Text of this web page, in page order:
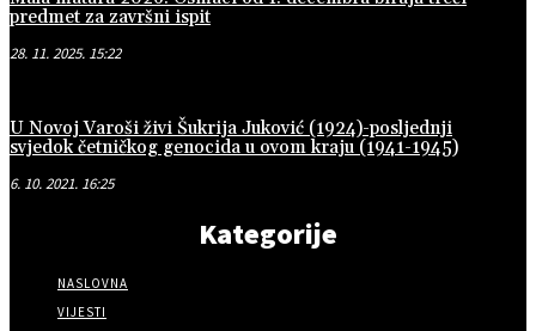
predmet za završni ispit
28. 11. 2025. 15:22
U Novoj Varoši živi Šukrija Juković (1924)-posljednji
svjedok četničkog genocida u ovom kraju (1941-1945)
6. 10. 2021. 16:25
Kategorije
NASLOVNA
VIJESTI